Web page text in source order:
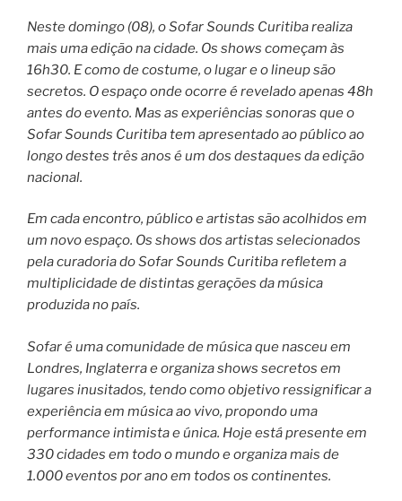
Neste domingo (08), o Sofar Sounds Curitiba realiza
mais uma edição na cidade. Os shows começam às
16h30. E como de costume, o lugar e o lineup são
secretos. O espaço onde ocorre é revelado apenas 48h
antes do evento. Mas as experiências sonoras que o
Sofar Sounds Curitiba tem apresentado ao público ao
longo destes três anos é um dos destaques da edição
nacional.
Em cada encontro, público e artistas são acolhidos em
um novo espaço. Os shows dos artistas selecionados
pela curadoria do Sofar Sounds Curitiba refletem a
multiplicidade de distintas gerações da música
produzida no país.
Sofar é uma comunidade de música que nasceu em
Londres, Inglaterra e organiza shows secretos em
lugares inusitados, tendo como objetivo ressignificar a
experiência em música ao vivo, propondo uma
performance intimista e única. Hoje está presente em
330 cidades em todo o mundo e organiza mais de
1.000 eventos por ano em todos os continentes.